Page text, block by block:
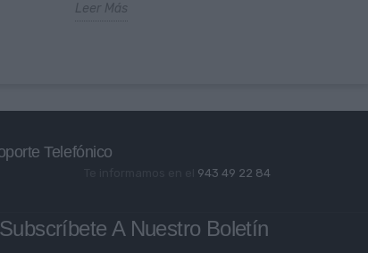
Leer Más
Telefónico
943 49 22 84
Subscríbete A Nuestro Boletín